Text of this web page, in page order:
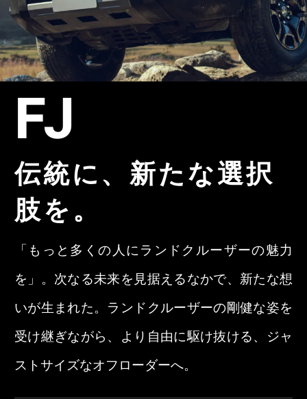
FJ
伝統に、新たな選択
肢を。
「もっと多くの人にランドクルーザーの魅力
を」。次なる未来を見据えるなかで、新たな想
いが生まれた。ランドクルーザーの剛健な姿を
受け継ぎながら、より自由に駆け抜ける、ジャ
ストサイズなオフローダーへ。